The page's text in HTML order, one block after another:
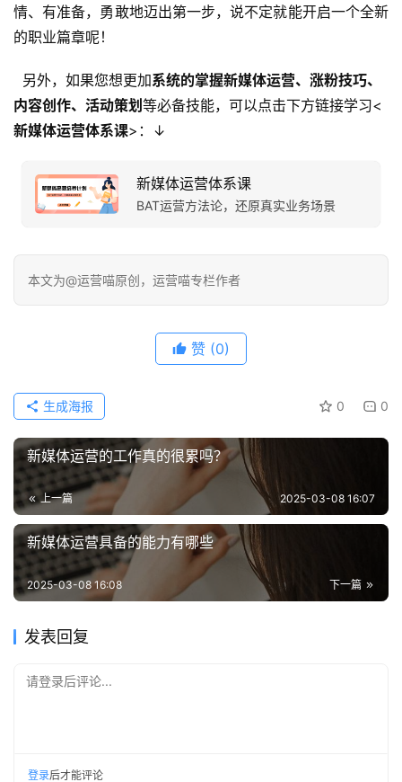
情、有准备，勇敢地迈出第一步，说不定就能开启一个全新
的职业篇章呢！
另外，如果您想更加系统的掌握新媒体运营、涨粉技巧、
内容创作、活动策划等必备技能，可以点击下方链接学习<
新媒体运营体系课>：↓
新媒体运营体系课
BAT运营方法论，还原真实业务场景
本文为@运营喵原创，运营喵专栏作者
赞 (0)
0 0
生成海报
新媒体运营的工作真的很累吗？
上一篇 2025-03-08 16:07
新媒体运营具备的能力有哪些
下一篇
2025-03-08 16:08
发表回复
请登录后评论...
登录后才能评论